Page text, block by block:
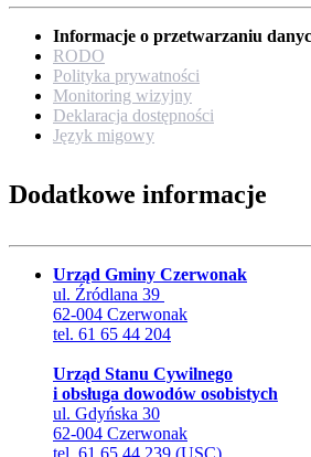
Informacje o przetwarzaniu
RODO
Polityka prywatności
Monitoring wizyjny
Deklaracja dostępności
Język migowy
Dodatkowe informacje
Urząd Gminy Czerwonak
ul. Źródlana 39
62-004 Czerwonak
tel. 61 65 44 204
Urząd Stanu Cywilnego
i obsługa dowodów osobistych
ul. Gdyńska 30
62-004 Czerwonak